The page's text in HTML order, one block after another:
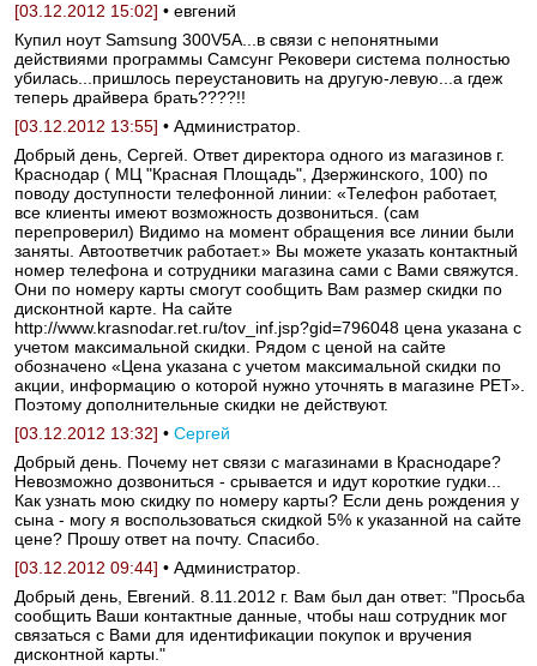
[03.12.2012 15:02] • евгений
Купил ноут Samsung 300V5A...в связи с непонятными
действиями программы Самсунг Рековери система полностью
убилась...пришлось переустановить на другую-левую...а гдеж
теперь драйвера брать????!!
[03.12.2012 13:55] • Администратор.
Добрый день, Сергей. Ответ директора одного из магазинов г.
Краснодар ( МЦ "Красная Площадь", Дзержинского, 100) по
поводу доступности телефонной линии: «Телефон работает,
все клиенты имеют возможность дозвониться. (сам
перепроверил) Видимо на момент обращения все линии были
заняты. Автоответчик работает.» Вы можете указать контактный
номер телефона и сотрудники магазина сами с Вами свяжутся.
Они по номеру карты смогут сообщить Вам размер скидки по
дисконтной карте. На сайте
http://www.krasnodar.ret.ru/tov_inf.jsp?gid=796048 цена указана с
учетом максимальной скидки. Рядом с ценой на сайте
обозначено «Цена указана с учетом максимальной скидки по
акции, информацию о которой нужно уточнять в магазине РЕТ».
Поэтому дополнительные скидки не действуют.
[03.12.2012 13:32] • Сергей
Добрый день. Почему нет связи с магазинами в Краснодаре?
Невозможно дозвониться - срывается и идут короткие гудки...
Как узнать мою скидку по номеру карты? Если день рождения у
сына - могу я воспользоваться скидкой 5% к указанной на сайте
цене? Прошу ответ на почту. Спасибо.
[03.12.2012 09:44] • Администратор.
Добрый день, Евгений. 8.11.2012 г. Вам был дан ответ: "Просьба
сообщить Ваши контактные данные, чтобы наш сотрудник мог
связаться с Вами для идентификации покупок и вручения
дисконтной карты."